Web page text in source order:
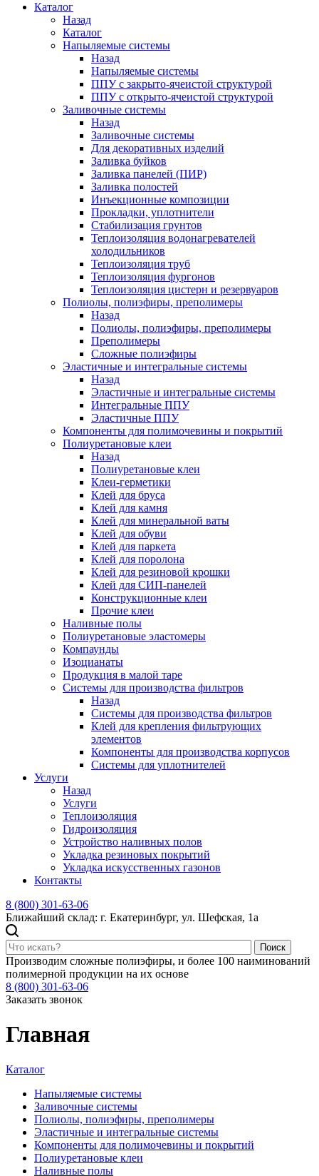
Каталог
Назад
Каталог
Напыляемые системы
Назад
Напыляемые системы
ППУ с закрыто-ячеистой структурой
ППУ с открыто-ячеистой структурой
Заливочные системы
Назад
Заливочные системы
Для декоративных изделий
Заливка буйков
Заливка панелей (ПИР)
Заливка полостей
Инъекционные композиции
Прокладки, уплотнители
Стабилизация грунтов
Теплоизоляция водонагревателей
холодильников
Теплоизоляция труб
Теплоизоляция фургонов
Теплоизоляция цистерн и резервуаров
Полиолы, полиэфиры, преполимеры
Назад
Полиолы, полиэфиры, преполимеры
Преполимеры
Сложные полиэфиры
Эластичные и интегральные системы
Назад
Эластичные и интегральные системы
Интегральные ППУ
Эластичные ППУ
Компоненты для полимочевины и покрытий
Полиуретановые клеи
Назад
Полиуретановые клеи
Клеи-герметики
Клей для бруса
Клей для камня
Клей для минеральной ваты
Клей для обуви
Клей для паркета
Клей для поролона
Клей для резиновой крошки
Клей для СИП-панелей
Конструкционные клеи
Прочие клеи
Наливные полы
Полиуретановые эластомеры
Компаунды
Изоцианаты
Продукция в малой таре
Системы для производства фильтров
Назад
Системы для производства фильтров
Клей для крепления фильтрующих
элементов
Компоненты для производства корпусов
Системы для уплотнителей
Услуги
Назад
Услуги
Теплоизоляция
Гидроизоляция
Устройство наливных полов
Укладка резиновых покрытий
Укладка искусственных газонов
Контакты
8 (800) 301-63-06
Ближайший склад: г. Екатеринбург, ул. Шефская, 1а
Поиск
Производим сложные полиэфиры, и более 100 наиминований
полимерной продукции на их основе
8 (800) 301-63-06
Заказать звонок
Главная
Каталог
Напыляемые системы
Заливочные системы
Полиолы, полиэфиры, преполимеры
Эластичные и интегральные системы
Компоненты для полимочевины и покрытий
Полиуретановые клеи
Наливные полы